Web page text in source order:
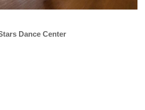
Dance Center